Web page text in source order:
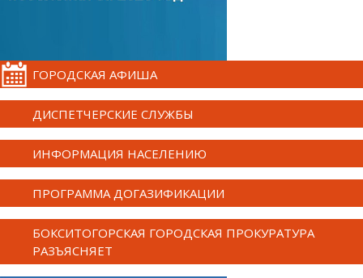
ГОРОДСКАЯ АФИША
ДИСПЕТЧЕРСКИЕ СЛУЖБЫ
ИНФОРМАЦИЯ НАСЕЛЕНИЮ
ПРОГРАММА ДОГАЗИФИКАЦИИ
БОКСИТОГОРСКАЯ ГОРОДСКАЯ ПРОКУРАТУРА
РАЗЪЯСНЯЕТ